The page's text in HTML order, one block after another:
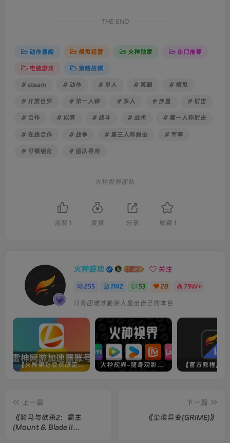
THE END
动作冒险 模拟经营 火种独家 热门推荐
电脑游戏 策略战棋
# steam # 动作 # 单人 # 策略 # 模拟
# 开放世界 # 第一人称 # 多人 # 沙盒 # 射击
# 合作 # 拟真 # 战斗 # 战术 # 第一人称射击
# 在线合作 # 战争 # 第三人称射击 # 军事
# 可模组化 # 团队导向
火种世界团队
点赞 1 赞赏 分享 收藏 1
火种游戏 关注
255 1142 53 28 79W+
只有困难才能使人显出自己的本色
【火种黑钻会员限定】雷神加速器账号 火种视界-随身观影神器（完美适配手机端）
上一篇
《骑马与砍杀2：霸主
(Mount & Blade II
下一篇
《尘埃异变(GRIME)》